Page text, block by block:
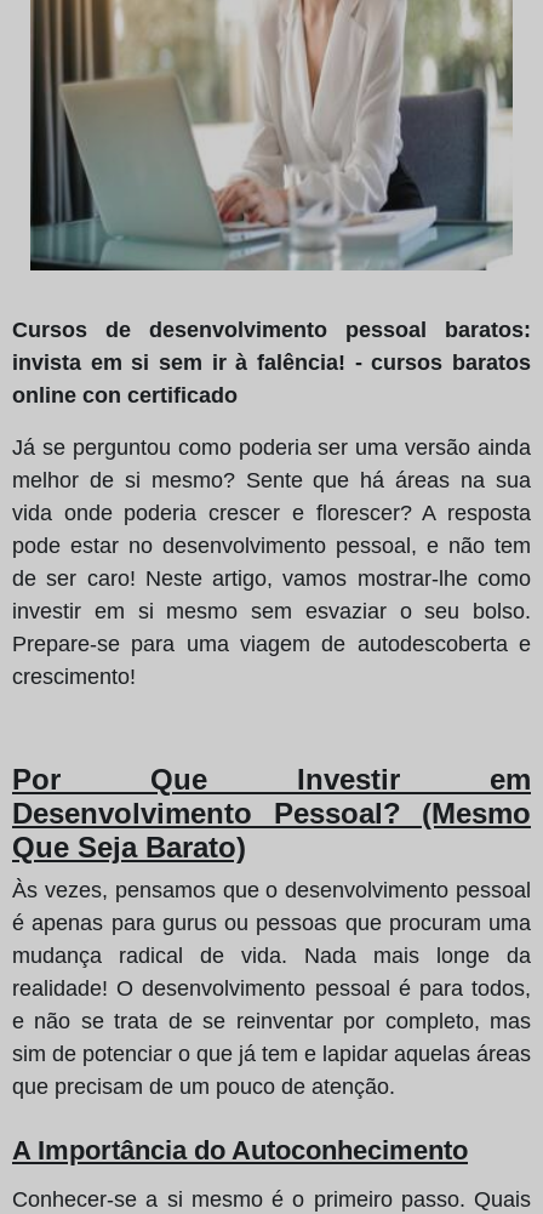
Cursos de desenvolvimento pessoal baratos:
invista em si sem ir à falência! - cursos baratos
online con certificado
Já se perguntou como poderia ser uma versão ainda
melhor de si mesmo? Sente que há áreas na sua
vida onde poderia crescer e florescer? A resposta
pode estar no desenvolvimento pessoal, e não tem
de ser caro! Neste artigo, vamos mostrar-lhe como
investir em si mesmo sem esvaziar o seu bolso.
Prepare-se para uma viagem de autodescoberta e
crescimento!
Por Que Investir em
Desenvolvimento Pessoal? (Mesmo
Que Seja Barato)
Às vezes, pensamos que o desenvolvimento pessoal
é apenas para gurus ou pessoas que procuram uma
mudança radical de vida. Nada mais longe da
realidade! O desenvolvimento pessoal é para todos,
e não se trata de se reinventar por completo, mas
sim de potenciar o que já tem e lapidar aquelas áreas
que precisam de um pouco de atenção.
A Importância do Autoconhecimento
Conhecer-se a si mesmo é o primeiro passo. Quais